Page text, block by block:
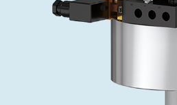
真空減菌
あなたのアプリケーション
Event calendar
Contact for investors
サプライチェーンマネジメント